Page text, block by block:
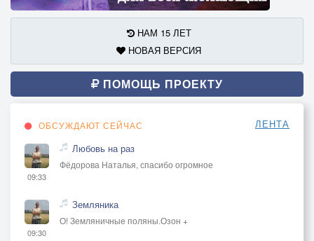
НАМ 15 ЛЕТ
НОВАЯ ВЕРСИЯ
ПОМОЩЬ ПРОЕКТУ
ОБСУЖДАЮТ СЕЙЧАС ЛЕНТА
09:33
Любовь на раз
Фёдорова Наталья, спасибо огромное
09:30
Земляника
О! Земляничные поляны.Озон +